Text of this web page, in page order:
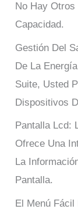
No Hay
Capacidad.
Gestión Del
De La
Suite, Usted
Dispositivos
Pantalla Lcd:
Ofrece Una
La
Pantalla.
El Menú Fácil